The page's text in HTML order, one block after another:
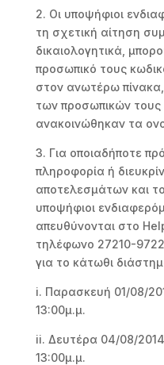
2. Οι υποψήφιοι
τη σχετική αίτηση
δικαιολογητικά,
προσωπικό τους
στον ανωτέρω
των προσωπικών
ανακοινώθηκαν τα
3. Για οποιαδήποτε
πληροφορία ή
αποτελεσμάτων και
υποψήφιοι
απευθύνονται στο
τηλέφωνο 27210-
για το κάτωθι
i. Παρασκευή 01/08/
13:00μ.μ.
ii. Δευτέρα 04/08/
13:00μ.μ.